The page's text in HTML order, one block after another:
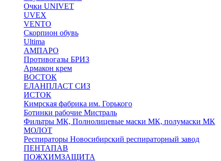
Очки UNIVET
UVEX
VENTO
Скорпион обувь
Ultima
АМПАРО
Противогазы БРИЗ
Армакон крем
ВОСТОК
ЕЛАНПЛАСТ СИЗ
ИСТОК
Кимрская фабрика им. Горького
Ботинки рабочие Мистраль
Фильтры МК, Полнолицевые маски МК, полумаски МК
МОЛОТ
Респираторы Новосибирский респираторный завод
ПЕНТАПАВ
ПОЖХИМЗАЩИТА